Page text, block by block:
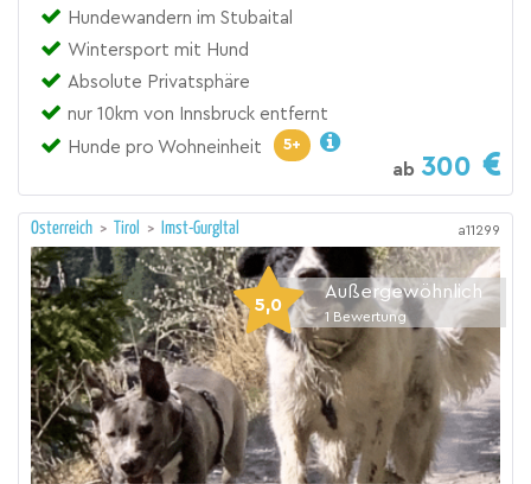
Hundewandern im Stubaital
Wintersport mit Hund
Absolute Privatsphäre
nur 10km von Innsbruck entfernt
Hunde pro Wohneinheit
5+
ab 300
Österreich > Tirol > Imst-Gurgltal a11299
5,0
Außergewöhnlich
1 Bewertung